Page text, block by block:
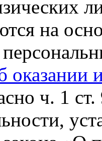
на
оказании
ч. 1